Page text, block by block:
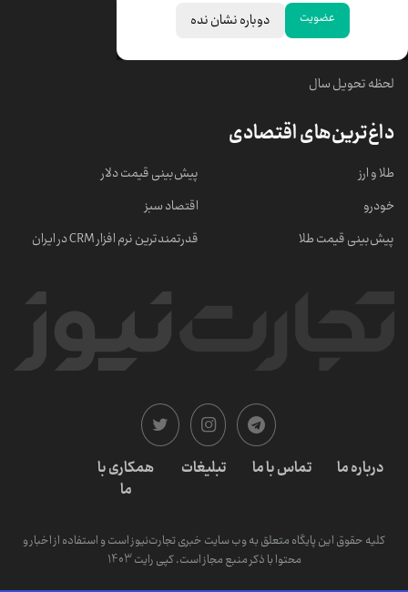
عضویت دوباره نشان نده
خبرهای مهم
لحظه تحویل سال
داغ‌ترین‌های اقتصادی
طلا و ارز
خودرو
پیش‌بینی قیمت طلا
پیش‌بینی قیمت دلار
اقتصاد سبز
قدرتمندترین نرم‌ افزار CRM در ایران
درباره ما تماس با ما تبلیغات
همکاری با
ما
کلیه حقوق این پایگاه متعلق به وب سایت خبری تجارت‌نیوز است و استفاده از اخبار و
محتوا با ذکر منبع مجاز است. کپی رایت 1403